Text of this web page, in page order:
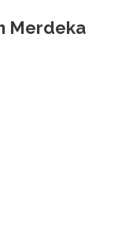
Merdeka